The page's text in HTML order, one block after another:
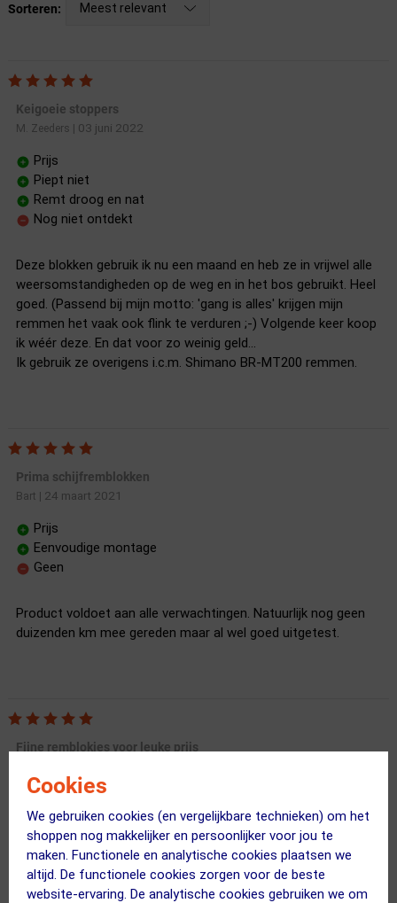
Cookies
We gebruiken cookies (en vergelijkbare technieken) om het
shoppen nog makkelijker en persoonlijker voor jou te
maken. Functionele en analytische cookies plaatsen we
altijd. De functionele cookies zorgen voor de beste
website-ervaring. De analytische cookies gebruiken we om
Sorteren: Meest relevant
Keigoeie stoppers
M. Zeeders 03 juni 2022
Prijs
Piept niet
Remt droog en nat
Nog niet ontdekt
Deze blokken gebruik ik nu een maand en heb ze in vrijwel alle
weersomstandigheden op de weg en in het bos gebruikt. Heel
goed. (Passend bij mijn motto: 'gang is alles' krijgen mijn
remmen het vaak ook flink te verduren ;-) Volgende keer koop
ik wéér deze. En dat voor zo weinig geld...
Ik gebruik ze overigens i.c.m. Shimano BR-MT200 remmen.
Prima schijfremblokken
Bart 24 maart 2021
Prijs
Eenvoudige montage
Geen
Product voldoet aan alle verwachtingen. Natuurlijk nog geen
duizenden km mee gereden maar al wel goed uitgetest.
Fijne remblokjes voor leuke prijs
Snel geleverd
Niet al te duur
Gemakkelijk te monteren
Remwerking is goed
Geen